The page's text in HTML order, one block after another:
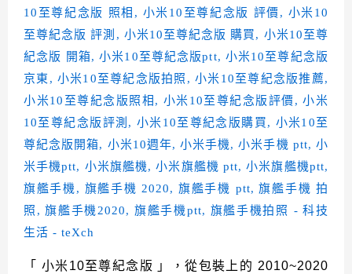
「 小米10至尊紀念版 」，從包裝上的 2010~2020